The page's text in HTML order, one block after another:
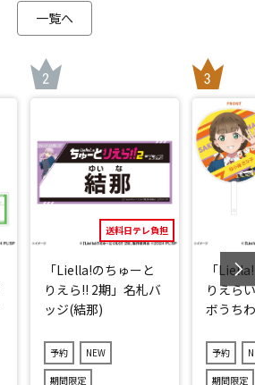
一覧へ
送料日テレ負担
「Liella!のちゅーと
りえら!! 2期」名札バ
ッジ(結那)
予約 NEW
期間限定
「
りえら
ボうち
予約
期間限定